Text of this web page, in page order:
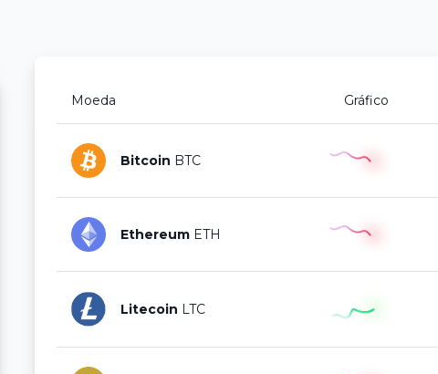
Moeda Gráfico
Bitcoin BTC
Ethereum ETH
Litecoin LTC